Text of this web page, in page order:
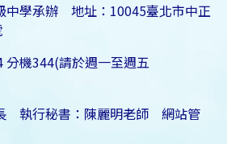
中學承辦 地址：10045臺北市中正
機344(請於週一至週五
執行秘書：陳麗明老師 網站管